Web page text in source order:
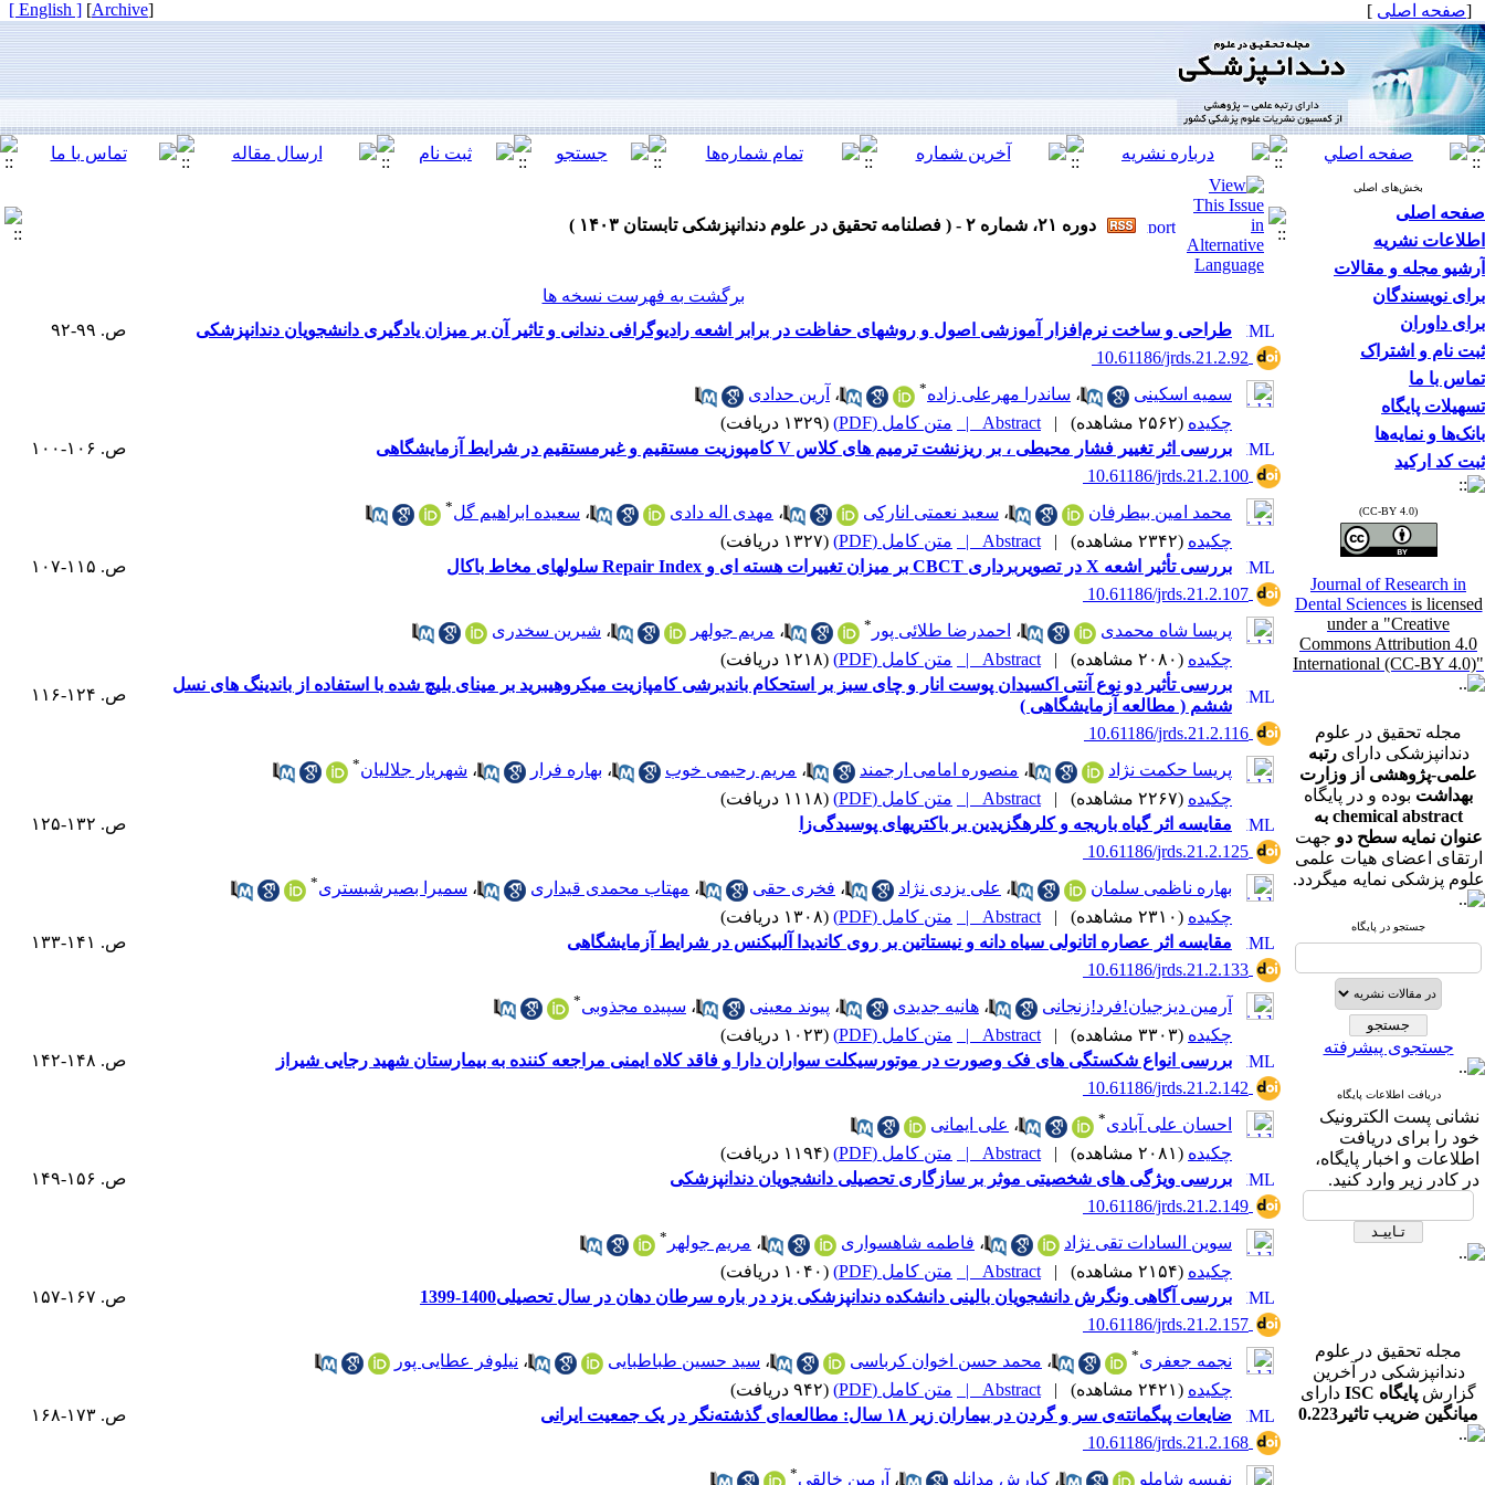
[صفحه اصلی ]
[
Archive
]
[ English ]
بخش‌های اصلی
صفحه اصلی
اطلاعات نشریه
آرشیو مجله و مقالات
برای نویسندگان
برای داوران
ثبت نام و اشتراک
تماس با ما
تسهیلات پایگاه
بانک‌ها و نمایه‌ها
ثبت کد ارکید
(CC-BY 4.0)
Journal of Research in
Dental Sciences is licensed
under a "Creative
Commons Attribution 4.0
International (CC-BY 4.0)"
مجله تحقیق در علوم
دندانپزشکی دارایرتبه
علمی-پژوهشی از وزارت
بهداشت بوده و در پایگاه
chemical abstract به
عنوان نمایه سطح دو جهت
ارتقای اعضای هیات علمی
علوم پزشکی نمایه میگردد.
جستجو در پایگاه
جستجوی پیشرفته
دریافت اطلاعات پایگاه
نشانی پست الکترونیک
خود را برای دریافت
اطلاعات و اخبار پایگاه،
در کادر زیر وارد کنید.
مجله تحقیق در علوم
دندانپزشکی در آخرین
گزارش پایگاه ISC
دارای
میانگین ضریب تاثیر0.223
در رشته دندانپزشکی می
دوره ۲۱، شماره ۲ - ( فصلنامه تحقیق در علوم دندانپزشکی تابستان ۱۴۰۳ )
برگشت به فهرست نسخه ها
طراحی و ساخت نرم‌افزار آموزشی اصول و روشهای حفاظت در برابر اشعه رادیوگرافی دندانی و تاثیر آن بر میزان یادگیری دانشجویان دندانپزشکی
ص. ۹۹-۹۲
‎ 10.61186/jrds.21.2.92
سمیه اسکینی
، ساندرا مهرعلی زاده* ، آرین حدادی
چکیده (۲۵۶۲ مشاهده) |
Abstract | متن کامل (PDF)
(۱۳۲۹ دریافت)
بررسی اثر تغییر فشار محیطی ، بر ریزنشت ترمیم های کلاس V کامپوزیت مستقیم و غیرمستقیم در شرایط آزمایشگاهی
ص. ۱۰۶-۱۰۰
‎ 10.61186/jrds.21.2.100
محمد امین بیطرفان
، سعید نعمتی انارکی ، مهدی اله دادی ، سعیده ابراهیم گل*
چکیده (۲۳۴۲ مشاهده) |
Abstract | متن کامل (PDF)
(۱۳۲۷ دریافت)
بررسی تأثیر اشعه X در تصویربرداری CBCT بر میزان تغییرات هسته ای و Repair Index سلولهای مخاط باکال
ص. ۱۱۵-۱۰۷
‎ 10.61186/jrds.21.2.107
پریسا شاه محمدی
، احمدرضا طلائی پور * ، مریم جولهر ، شیرین سخدری
چکیده (۲۰۸۰ مشاهده) |
Abstract | متن کامل (PDF)
(۱۲۱۸ دریافت)
بررسی تأثیر دو نوع آنتی اکسیدان پوست انار و چای سبز بر استحکام باندبرشی کامپازیت میکروهیبرید بر مینای بلیچ شده با استفاده از باندینگ های نسل
ششم ( مطالعه آزمایشگاهی )
ص. ۱۲۴-۱۱۶
‎ 10.61186/jrds.21.2.116
پریسا حکمت نژاد
، منصوره امامی ارجمند ، مریم رحیمی خوب ، بهاره فرار ، شهریار جلالیان*
چکیده (۲۲۶۷ مشاهده) |
Abstract | متن کامل (PDF)
(۱۱۱۸ دریافت)
مقایسه اثر گیاه باریجه و کلرهگزیدین بر باکتریهای پوسیدگی‌زا
ص. ۱۳۲-۱۲۵
‎ 10.61186/jrds.21.2.125
بهاره ناظمی سلمان
، علی یزدی نژاد ، فخری حقی ، مهتاب محمدی قیداری ، سمیرا بصیرشبستری*
چکیده (۲۳۱۰ مشاهده) |
Abstract | متن کامل (PDF)
(۱۳۰۸ دریافت)
مقایسه اثر عصاره اتانولی سیاه دانه و نیستاتین بر روی کاندیدا آلبیکنس در شرایط آزمایشگاهی
ص. ۱۴۱-۱۳۳
‎ 10.61186/jrds.21.2.133
آرمین دیزجیان!فرد!زنجانی
، هانیه جدیدی ، پیوند معینی ، سپیده مجذوبی*
چکیده (۳۳۰۳ مشاهده) |
Abstract | متن کامل (PDF)
(۱۰۲۳ دریافت)
بررسی انواع شکستگی های فک وصورت در موتورسیکلت سواران دارا و فاقد کلاه ایمنی مراجعه کننده به بیمارستان شهید رجایی شیراز
ص. ۱۴۸-۱۴۲
‎ 10.61186/jrds.21.2.142
احسان علی آبادی* ، علی ایمانی
چکیده (۲۰۸۱ مشاهده) |
Abstract | متن کامل (PDF)
(۱۱۹۴ دریافت)
بررسی ویژگی های شخصیتی موثر بر سازگاری تحصیلی دانشجویان دندانپزشکی
ص. ۱۵۶-۱۴۹
‎ 10.61186/jrds.21.2.149
سوین السادات تقی نژاد
، فاطمه شاهسواری ، مریم جولهر *
چکیده (۲۱۵۴ مشاهده) |
Abstract | متن کامل (PDF)
(۱۰۴۰ دریافت)
بررسی آگاهی ونگرش دانشجویان بالینی دانشکده دندانپزشکی یزد در باره سرطان دهان در سال تحصیلی1400-1399
ص. ۱۶۷-۱۵۷
‎ 10.61186/jrds.21.2.157
نجمه جعفری* ، محمد حسن اخوان کرباسی ، سید حسین طباطبایی ، نیلوفر عطایی پور
چکیده (۲۴۲۱ مشاهده) |
Abstract | متن کامل (PDF)
(۹۴۲ دریافت)
ضایعات پیگمانته‌‌ی سر و گردن در بیماران زیر ۱۸ سال: مطالعه‌ای گذشته‌نگر در یک جمعیت ایرانی
ص. ۱۷۳-۱۶۸
‎ 10.61186/jrds.21.2.168
نفیسه شاملو
، کیارش مدانلو ، آرمین خالقی*